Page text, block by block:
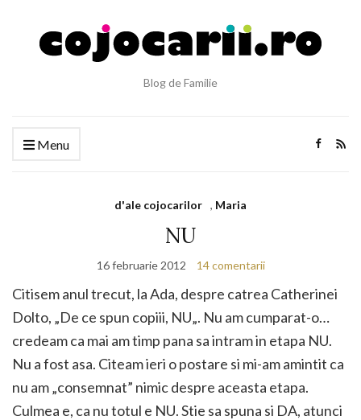
Blog de Familie
Menu
d'ale cojocarilor , Maria
NU
16 februarie 2012 14 comentarii
Citisem anul trecut, la Ada, despre catrea Catherinei
Dolto, „De ce spun copiii, NU„. Nu am cumparat-o…
credeam ca mai am timp pana sa intram in etapa NU.
Nu a fost asa. Citeam ieri o postare si mi-am amintit ca
nu am „consemnat” nimic despre aceasta etapa.
Culmea e, ca nu totul e NU. Stie sa spuna si DA, atunci